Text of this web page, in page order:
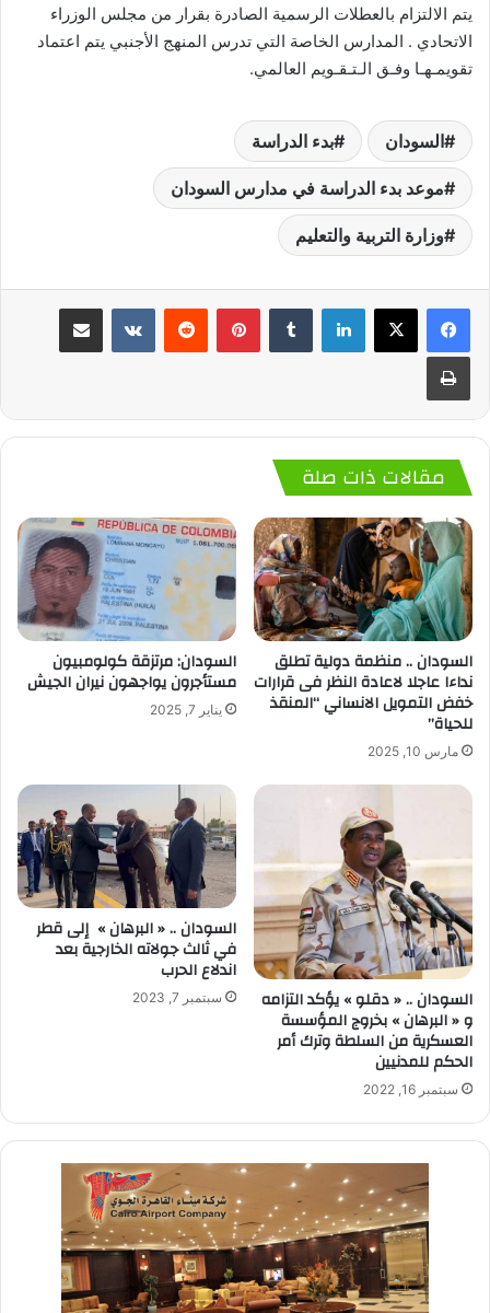
يتم الالتزام بالعطلات الرسمية الصادرة بقرار من مجلس الوزراء
الاتحادي . المدارس الخاصة التي تدرس المنهج الأجنبي يتم اعتماد
تقويمـهـا وفـق الـتـقـويم العالمي.
السودان بدء الدراسة
موعد بدء الدراسة في مدارس السودان
وزارة التربية والتعليم
لينكدإن بينتيريست
مقالات ذات صلة
السودان .. منظمة دولية تطلق
نداءا عاجلا لاعادة النظر فى قرارات
خفض التمويل الانساني “المنقذ
للحياة”
مارس 10, 2025
السودان: مرتزقة كولومبيون
مستأجرون يواجهون نيران الجيش
يناير 7, 2025
السودان .. « دقلو » يؤكد التزامه
و « البرهان » بخروج المؤسسة
العسكرية من السلطة وترك أمر
الحكم للمدنيين
سبتمبر 16, 2022
السودان .. « البرهان » إلى قطر
في ثالث جولاته الخارجية بعد
اندلاع الحرب
سبتمبر 7, 2023